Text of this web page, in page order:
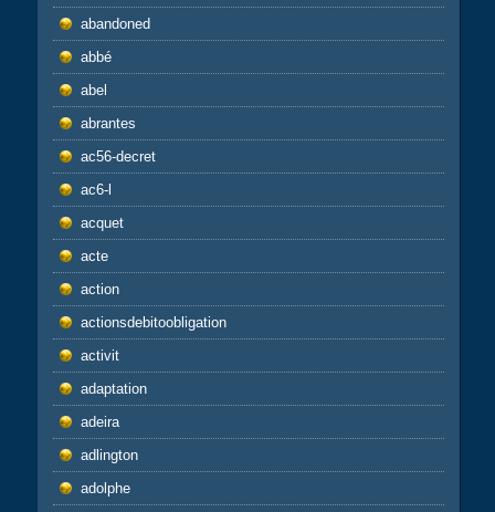
abandoned
abbé
abel
abrantes
ac56-decret
ac6-l
acquet
acte
action
actionsdebitoobligation
activit
adaptation
adeira
adlington
adolphe